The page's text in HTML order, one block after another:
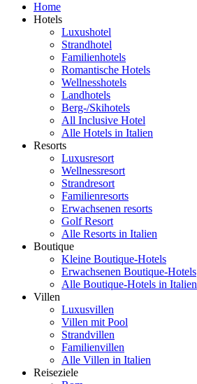
Home
Hotels
Luxushotel
Strandhotel
Familienhotels
Romantische Hotels
Wellnesshotels
Landhotels
Berg-/Skihotels
All Inclusive Hotel
Alle Hotels in Italien
Resorts
Luxusresort
Wellnessresort
Strandresort
Familienresorts
Erwachsenen resorts
Golf Resort
Alle Resorts in Italien
Boutique
Kleine Boutique-Hotels
Erwachsenen Boutique-Hotels
Alle Boutique-Hotels in Italien
Villen
Luxusvillen
Villen mit Pool
Strandvillen
Familienvillen
Alle Villen in Italien
Reiseziele